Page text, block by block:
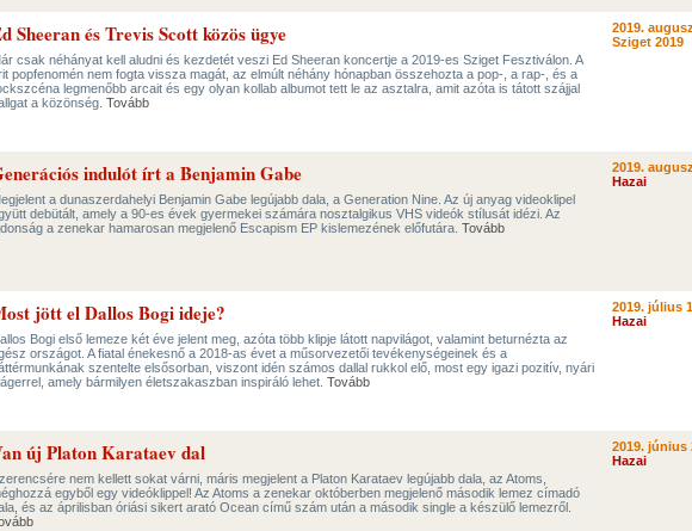
Sheeran és Trevis Scott közös ügye
csak néhányat kell aludni és kezdetét veszi Ed Sheeran koncertje a 2019-es Sziget Fesztiválon. A
popfenomén nem fogta vissza magát, az elmúlt néhány hónapban összehozta a pop-, a rap-, és a
legmenőbb arcait és egy olyan kollab albumot tett le az asztalra, amit azóta is tátott szájjal
a közönség. Tovább
2019.
Sziget 2019
indulót írt a Benjamin Gabe
a dunaszerdahelyi Benjamin Gabe legújabb dala, a Generation Nine. Az új anyag videoklipel
debütált, amely a 90-es évek gyermekei számára nosztalgikus VHS videók stílusát idézi. Az
a zenekar hamarosan megjelenő Escapism EP kislemezének előfutára. Tovább
2019.
Hazai
jött el Dallos Bogi ideje?
Bogi első lemeze két éve jelent meg, azóta több klipje látott napvilágot, valamint beturnézta az
országot. A fiatal énekesnő a 2018-as évet a műsorvezetői tevékenységeinek és a
szentelte elsősorban, viszont idén számos dallal rukkol elő, most egy igazi pozitív, nyári
amely bármilyen életszakaszban inspiráló lehet. Tovább
2019. július
Hazai
új Platon Karataev dal
nem kellett sokat várni, máris megjelent a Platon Karataev legújabb dala, az Atoms,
egyből egy videóklippel! Az Atoms a zenekar októberben megjelenő második lemez címadó
és az áprilisban óriási sikert arató Ocean című szám után a második single a készülő lemezről.
2019. június
Hazai